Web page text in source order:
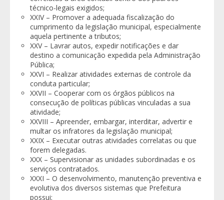
técnico-legais exigidos;
XXIV – Promover a adequada fiscalização do
cumprimento da legislação municipal, especialmente
aquela pertinente a tributos;
XXV – Lavrar autos, expedir notificações e dar
destino a comunicação expedida pela Administração
Pública;
XXVI – Realizar atividades externas de controle da
conduta particular;
XXVII – Cooperar com os órgãos públicos na
consecução de políticas públicas vinculadas a sua
atividade;
XXVIII – Apreender, embargar, interditar, advertir e
multar os infratores da legislação municipal;
XXIX – Executar outras atividades correlatas ou que
forem delegadas.
XXX – Supervisionar as unidades subordinadas e os
serviços contratados.
XXXI – O desenvolvimento, manutenção preventiva e
evolutiva dos diversos sistemas que Prefeitura
possui;